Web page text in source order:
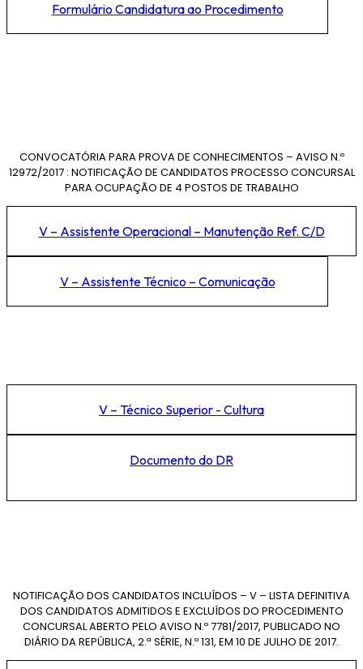
Formulário Candidatura ao Procedimento
CONVOCATÓRIA PARA PROVA DE CONHECIMENTOS – AVISO N.º
12972/2017 : NOTIFICAÇÃO DE CANDIDATOS PROCESSO CONCURSAL
PARA OCUPAÇÃO DE 4 POSTOS DE TRABALHO
V – Assistente Operacional – Manutenção Ref. C/D
V – Assistente Técnico – Comunicação
V – Técnico Superior - Cultura
Documento do DR
NOTIFICAÇÃO DOS CANDIDATOS INCLUÍDOS – V – LISTA DEFINITIVA
DOS CANDIDATOS ADMITIDOS E EXCLUÍDOS DO PROCEDIMENTO
CONCURSAL ABERTO PELO AVISO N.º 7781/2017, PUBLICADO NO
DIÁRIO DA REPÚBLICA, 2.ª SÉRIE, N.º 131, EM 10 DE JULHO DE 2017.